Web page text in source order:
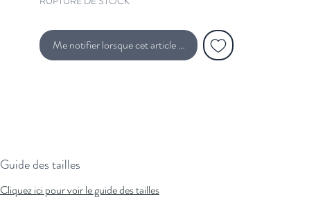
Voir le guide des tailles
Me notifier lorsque cet article est disponible
Guide des tailles
Cliquez ici pour voir le guide des tailles